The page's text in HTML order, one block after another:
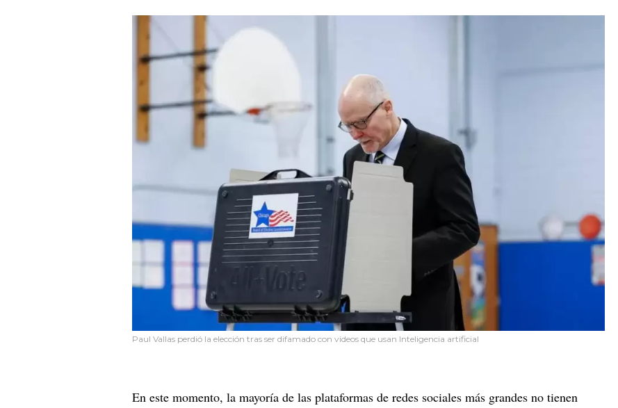
Paul Vallas perdió la elección tras ser difamado con videos que usan Inteligencia artificial
En este momento, la mayoría de las plataformas de redes sociales más grandes no tienen